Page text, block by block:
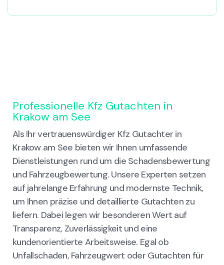
Professionelle Kfz Gutachten in
Krakow am See
Als Ihr vertrauenswürdiger Kfz Gutachter in
Krakow am See bieten wir Ihnen umfassende
Dienstleistungen rund um die Schadensbewertung
und Fahrzeugbewertung. Unsere Experten setzen
auf jahrelange Erfahrung und modernste Technik,
um Ihnen präzise und detaillierte Gutachten zu
liefern. Dabei legen wir besonderen Wert auf
Transparenz, Zuverlässigkeit und eine
kundenorientierte Arbeitsweise. Egal ob
Unfallschaden, Fahrzeugwert oder Gutachten für